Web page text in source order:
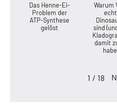
Das Henne-Ei-
Problem der
ATP-Synthese
gelöst
Warum
sind
damit
1 / 18